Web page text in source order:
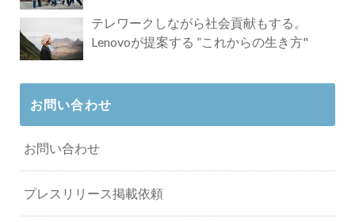
テレワークしながら社会貢献もする。
Lenovoが提案する ”これからの生き方"
お問い合わせ
お問い合わせ
プレスリリース掲載依頼